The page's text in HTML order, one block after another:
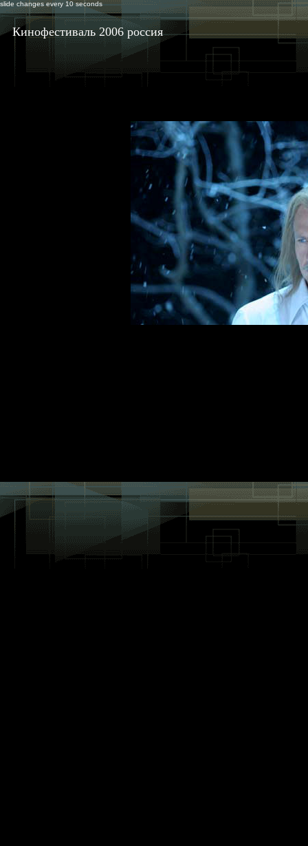
slide changes every 10 seconds
Кинофестиваль 2006 россия